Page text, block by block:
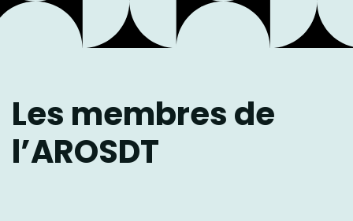
Les membres de
l’AROSDT